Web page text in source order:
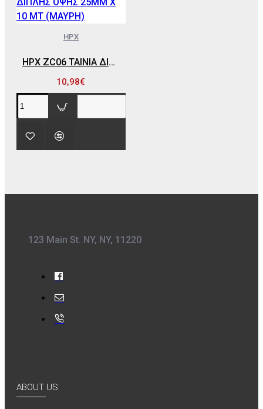
HPX
HPX ZC06 ΤΑΙΝΙΑ ΔΙΠΛΗΣ ΟΨΗΣ 25MM X 10 MT (ΜΑΥΡΗ)
10,98€
123 Main St. NY, NY, 11220
ABOUT US